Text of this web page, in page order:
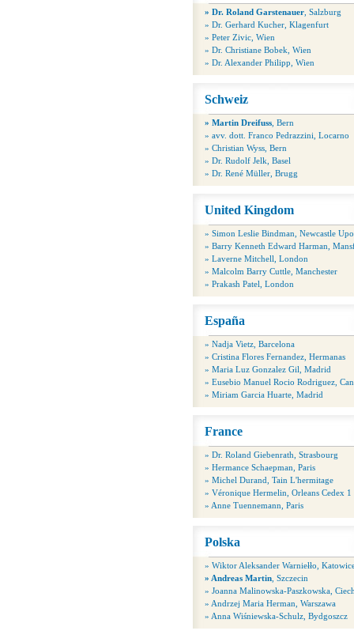
» Dr. Roland Garstenauer , Salzburg
» Dr. Gerhard Kucher, Klagenfurt
» Peter Zivic, Wien
» Dr. Christiane Bobek, Wien
» Dr. Alexander Philipp, Wien
Schweiz
» Martin Dreifuss , Bern
» avv. dott. Franco Pedrazzini, Locarno
» Christian Wyss, Bern
» Dr. Rudolf Jelk, Basel
» Dr. René Müller, Brugg
United Kingdom
» Simon Leslie Bindman, Newcastle
» Barry Kenneth Edward Harman,
» Laverne Mitchell, London
» Malcolm Barry Cuttle, Manchester
» Prakash Patel, London
España
» Nadja Vietz, Barcelona
» Cristina Flores Fernandez, Hermanas
» Maria Luz Gonzalez Gil, Madrid
» Eusebio Manuel Rocio Rodriguez,
» Miriam Garcia Huarte, Madrid
France
» Dr. Roland Giebenrath, Strasbourg
» Hermance Schaepman, Paris
» Michel Durand, Tain L'hermitage
» Véronique Hermelin, Orleans Cedex 1
» Anne Tuennemann, Paris
Polska
» Wiktor Aleksander Warniełło,
» Andreas Martin , Szczecin
» Joanna Malinowska-Paszkowska,
» Andrzej Maria Herman, Warszawa
» Anna Wiśniewska-Schulz, Bydgoszcz